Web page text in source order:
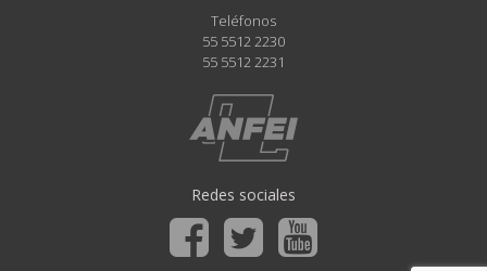
Teléfonos
55 5512 2230
55 5512 2231
Redes sociales